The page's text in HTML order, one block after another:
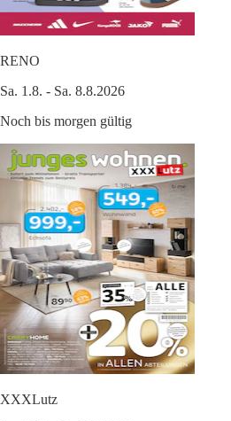
RENO
Sa. 1.8. - Sa. 8.8.2026
Noch bis morgen gültig
XXXLutz